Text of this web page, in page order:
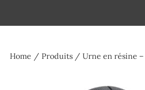
content
Espace Funéraire Michel
Home Produits Urne en résine